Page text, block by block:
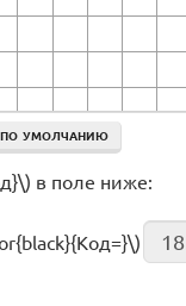
УМОЛЧАНИЮ
в поле ниже: